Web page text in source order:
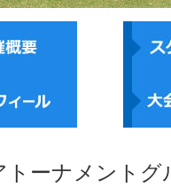
トーナメントグ